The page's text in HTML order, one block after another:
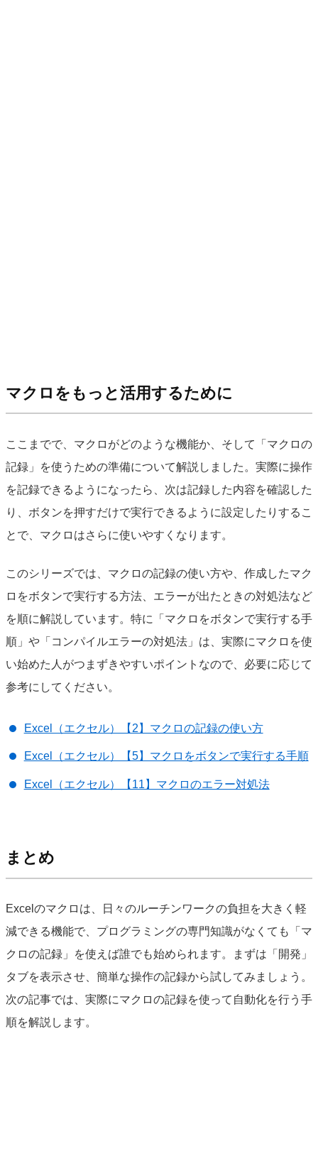
マクロをもっと活用するために
ここまでで、マクロがどのような機能か、そして「マクロの
記録」を使うための準備について解説しました。実際に操作
を記録できるようになったら、次は記録した内容を確認した
り、ボタンを押すだけで実行できるように設定したりするこ
とで、マクロはさらに使いやすくなります。
このシリーズでは、マクロの記録の使い方や、作成したマク
ロをボタンで実行する方法、エラーが出たときの対処法など
を順に解説しています。特に「マクロをボタンで実行する手
順」や「コンパイルエラーの対処法」は、実際にマクロを使
い始めた人がつまずきやすいポイントなので、必要に応じて
参考にしてください。
Excel（エクセル）【2】マクロの記録の使い方
Excel（エクセル）【5】マクロをボタンで実行する手順
Excel（エクセル）【11】マクロのエラー対処法
まとめ
Excelのマクロは、日々のルーチンワークの負担を大きく軽
減できる機能で、プログラミングの専門知識がなくても「マ
クロの記録」を使えば誰でも始められます。まずは「開発」
タブを表示させ、簡単な操作の記録から試してみましょう。
次の記事では、実際にマクロの記録を使って自動化を行う手
順を解説します。